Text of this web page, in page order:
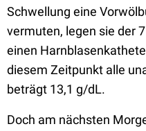
Schwellung eine
vermuten, legen sie der
einen
diesem Zeitpunkt alle
beträgt 13,1 g/dL.
Doch am nächsten